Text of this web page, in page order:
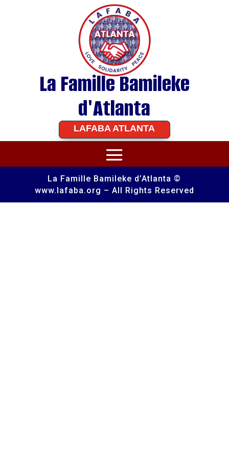
La Famille Bamileke
d'Atlanta
LAFABA ATLANTA
La Famille Bamileke d’Atlanta ©
www.lafaba.org – All Rights Reserved